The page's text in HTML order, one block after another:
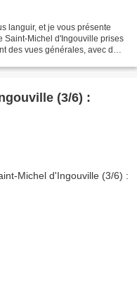
languir, et je vous présente
Saint-Michel d'Ingouville prises
des vues générales, avec des
(3/6) :